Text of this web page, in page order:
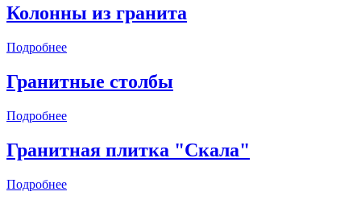
Колонны из гранита
Подробнее
Гранитные столбы
Подробнее
Гранитная плитка "Скала"
Подробнее